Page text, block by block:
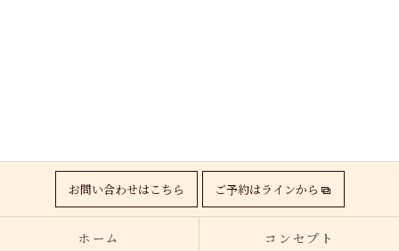
お問い合わせはこちら ご予約はラインから
ホーム コンセプト